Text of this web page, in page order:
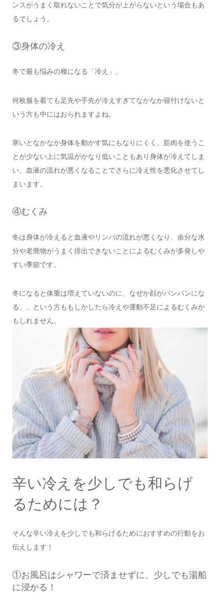
ンスがうまく取れないことで気分が上がらないという場合もあ
るでしょう。
③身体の冷え
冬で最も悩みの種になる「冷え」。
何枚服を着ても足先や手先が冷えすぎてなかなか寝付けないと
いう方も中にはおられますよね。
寒いとなかなか身体を動かす気にもなりにくく、筋肉を使うこ
とが少ない上に気温がかなり低いこともあり身体が冷えてしま
い、血液の流れが悪くなることでさらに冷え性を悪化させてし
まいます。
④むくみ
冬は身体が冷えると血液やリンパの流れが悪くなり、余分な水
分や老廃物がうまく排出できないことによるむくみが多発しや
すい季節です。
冬になると体重は増えていないのに、なぜか顔がパンパンにな
る、、という方ももしかしたら冷えや運動不足によるむくみか
もしれません。
辛い冷えを少しでも和らげ
るためには？
そんな辛い冷えを少しでも和らげるためにおすすめの行動をお
伝えします！
①お風呂はシャワーで済ませずに、少しでも湯船
に浸かる！